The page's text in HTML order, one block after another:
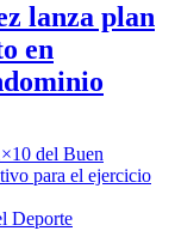
lanza plan
en
del Buen
para el ejercicio
Deporte